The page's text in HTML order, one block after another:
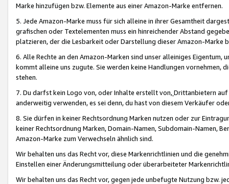
Marke hinzufügen bzw. Elemente aus einer Amazon-Marke entfernen.
5. Jede Amazon-Marke muss für sich alleine in ihrer Gesamtheit
grafischen oder Textelementen muss ein hinreichender Abstand
platzieren, der die Lesbarkeit oder Darstellung dieser Amazon-Marke
6. Alle Rechte an den Amazon-Marken sind unser alleiniges
kommt alleine uns zugute. Sie werden keine Handlungen vornehmen,
stehen.
7. Du darfst kein Logo von, oder Inhalte erstellt von,Drittanbietern auf
anderweitig verwenden, es sei denn, du hast von diesem Verkäufer
8. Sie dürfen in keiner Rechtsordnung Marken nutzen oder zur
keiner Rechtsordnung Marken, Domain-Namen, Subdomain-Namen,
Amazon-Marke zum Verwechseln ähnlich sind.
Wir behalten uns das Recht vor, diese Markenrichtlinien und die
Einstellen einer Änderungsmitteilung oder überarbeiteter
Wir behalten uns das Recht vor, gegen jede unbefugte Nutzung bzw.